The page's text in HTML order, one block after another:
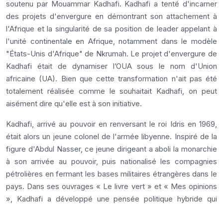
soutenu par Mouammar Kadhafi. Kadhafi a tenté d'incarner
des projets d'envergure en démontrant son attachement à
l'Afrique et la singularité de sa position de leader appelant à
l'unité continentale en Afrique, notamment dans le modèle
"États-Unis d'Afrique" de Nkrumah. Le projet d'envergure de
Kadhafi était de dynamiser l’OUA sous le nom d'Union
africaine (UA). Bien que cette transformation n'ait pas été
totalement réalisée comme le souhaitait Kadhafi, on peut
aisément dire qu'elle est à son initiative.
Kadhafi, arrivé au pouvoir en renversant le roi Idris en 1969,
était alors un jeune colonel de l'armée libyenne. Inspiré de la
figure d'Abdul Nasser, ce jeune dirigeant a aboli la monarchie
à son arrivée au pouvoir, puis nationalisé les compagnies
pétrolières en fermant les bases militaires étrangères dans le
pays. Dans ses ouvrages « Le livre vert » et « Mes opinions
», Kadhafi a développé une pensée politique hybride qui